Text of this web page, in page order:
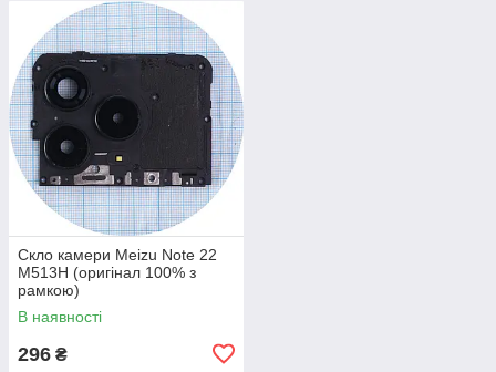
Скло камери Meizu Note 22
M513H (оригінал 100% з
рамкою)
В наявності
296 ₴